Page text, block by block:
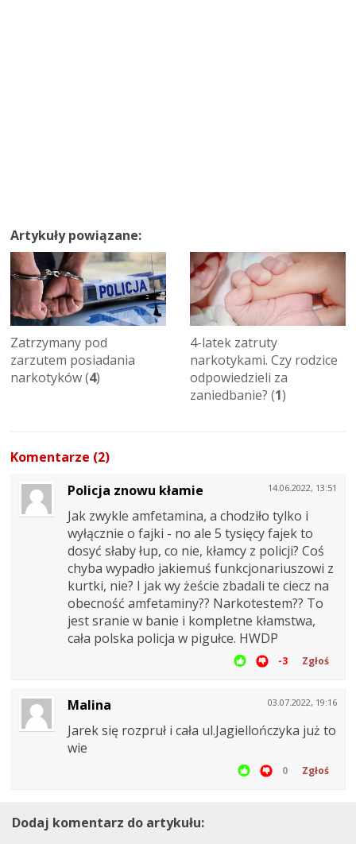
Artykuły powiązane:
Zatrzymany pod
zarzutem posiadania
narkotyków (4)
4-latek zatruty
narkotykami. Czy rodzice
odpowiedzieli za
zaniedbanie? (1)
Komentarze (2)
14.06.2022, 13:51
Policja znowu kłamie
Jak zwykle amfetamina, a chodziło tylko i
wyłącznie o fajki - no ale 5 tysięcy fajek to
dosyć słaby łup, co nie, kłamcy z policji? Coś
chyba wypadło jakiemuś funkcjonariuszowi z
kurtki, nie? I jak wy żeście zbadali te ciecz na
obecność amfetaminy?? Narkotestem?? To
jest sranie w banie i kompletne kłamstwa,
cała polska policja w pigułce. HWDP
-3 Zgłoś
03.07.2022, 19:16
Malina
Jarek się rozpruł i cała ul.Jagiellończyka już to
wie
0 Zgłoś
Dodaj komentarz do artykułu: